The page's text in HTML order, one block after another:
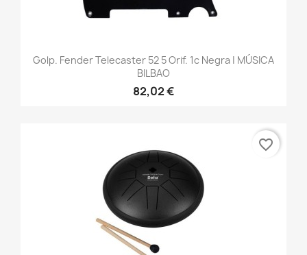
Golp. Fender Telecaster 52 5 Orif. 1c Negra | MÚSICA
BILBAO
82,02 €
favorite_border